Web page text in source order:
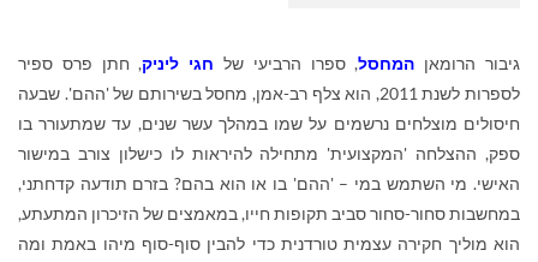
גיבור הרומאן המחסל, ספרו הרביעי של חגי ליניק, חתן פרס ספיר
לספרות לשנת 2011, הוא צלף רב-אמן, מחסל בשירותם של 'ההם'. שבעה
חיסולים מוצלחים נרשמים על שמו במהלך עשר שנים, עד שמתעורר בו
ספק, ההצלחה 'המקצועית' מתחילה להיראות לו כישלון צורב במישור
האישי. מי השתמש במי – 'ההם' בו או הוא בהם? בזרם תודעה קדחתני,
במחשבות סחור-סחור סביב תקופות חייו, במאמצים של הזיכרון המתעתע,
הוא מוליך חקירה עצמית טורדנית כדי להבין סוף-סוף מיהו באמת ומה